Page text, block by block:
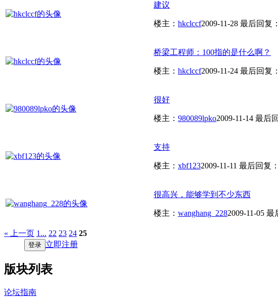
建议
楼主： hkclccf2009-11-28 最后回复：
桥梁工程师：100指的是什么啊？
楼主： hkclccf2009-11-24 最后回复：
很好
楼主： 980089lpko2009-11-14 最后
支持
楼主： xbf1232009-11-11 最后回复：
很高兴，能够学到不少东西
楼主： wanghang_2282009-11-05 最
« 上一页 1... 22 23 24 25
登录 立即注册
版块列表
论坛指南